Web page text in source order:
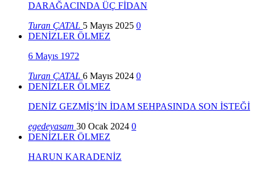
DARAĞACINDA ÜÇ FİDAN
Turan ÇATAL 5 Mayıs 2025 0
DENİZLER ÖLMEZ
6 Mayıs 1972
Turan ÇATAL 6 Mayıs 2024 0
DENİZLER ÖLMEZ
DENİZ GEZMİŞ’İN İDAM SEHPASINDA SON İSTEĞİ
egedeyasam 30 Ocak 2024 0
DENİZLER ÖLMEZ
HARUN KARADENİZ